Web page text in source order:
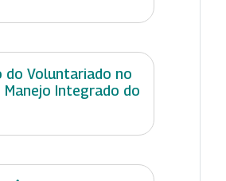
do Voluntariado no
Manejo Integrado do